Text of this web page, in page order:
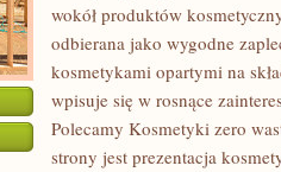
wokół produktów
odbierana jako wygodne
kosmetykami opartymi na
wpisuje się w rosnące
Polecamy Kosmetyki zero
strony jest prezentacja